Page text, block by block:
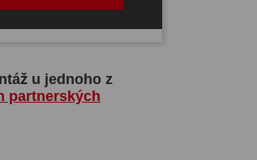
u jednoho z
partnerských